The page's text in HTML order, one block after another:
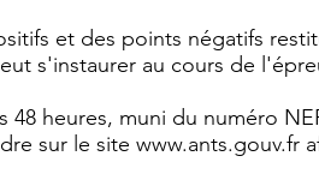
et des points négatifs
s'instaurer au cours de
heures, muni du numéro
sur le site www.ants.gouv.fr